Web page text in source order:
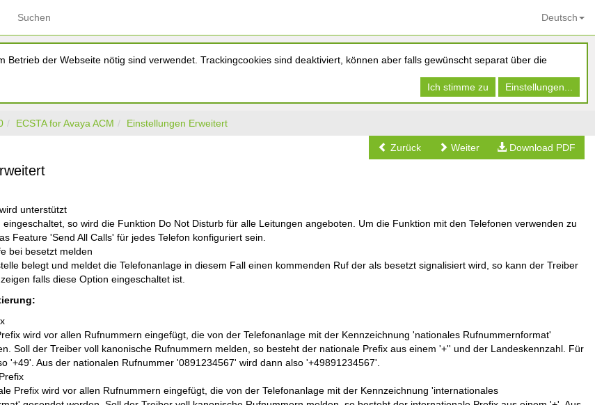
der Webseite nötig sind verwendet. Trackingcookies sind deaktiviert, können aber falls gewünscht separat über die
Ich stimme zu
Einstellungen...
Suchen Deutsch
ECSTA for Avaya ACM Einstellungen Erweitert
Zurück Weiter Download PDF
unterstützt
eingeschaltet, so wird die Funktion Do Not Disturb für alle Leitungen angeboten. Um die Funktion mit den Telefonen verwenden zu
Feature 'Send All Calls' für jedes Telefon konfiguriert sein.
bei besetzt melden
belegt und meldet die Telefonanlage in diesem Fall einen kommenden Ruf der als besetzt signalisiert wird, so kann der Treiber
falls diese Option eingeschaltet ist.
wird vor allen Rufnummern eingefügt, die von der Telefonanlage mit der Kennzeichnung 'nationales Rufnummernformat'
Soll der Treiber voll kanonische Rufnummern melden, so besteht der nationale Prefix aus einem '+'' und der Landeskennzahl. Für
'+49'. Aus der nationalen Rufnummer '0891234567' wird dann also '+49891234567'.
Prefix wird vor allen Rufnummern eingefügt, die von der Telefonanlage mit der Kennzeichnung 'internationales